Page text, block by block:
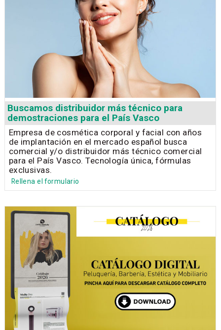
Buscamos distribuidor más técnico para
demostraciones para el País Vasco
Empresa de cosmética corporal y facial con años
de implantación en el mercado español busca
comercial y/o distribuidor más técnico comercial
para el País Vasco. Tecnología única, fórmulas
exclusivas.
Rellena el formulario